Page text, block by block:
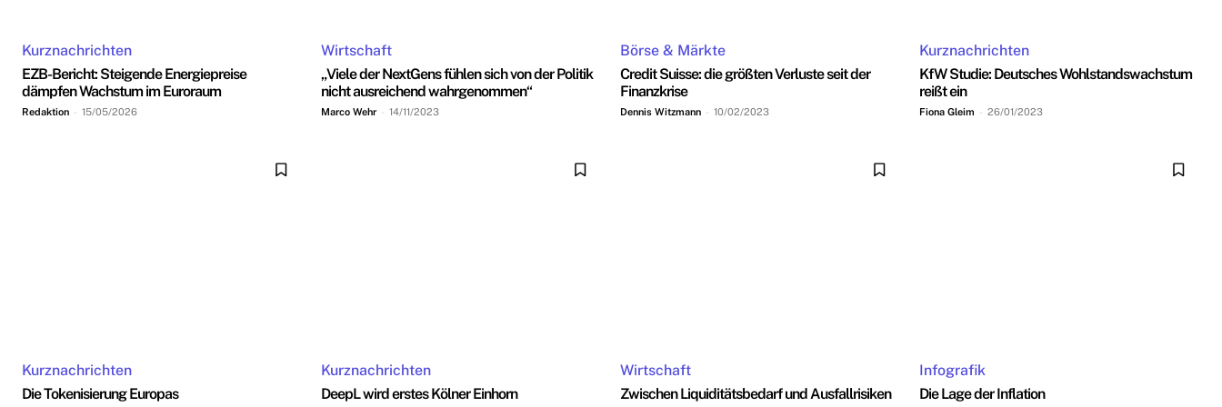
Kurznachrichten
EZB-Bericht: Steigende Energiepreise
dämpfen Wachstum im Euroraum
Redaktion - 15/05/2026
Wirtschaft
„Viele der NextGens fühlen sich von der Politik
nicht ausreichend wahrgenommen“
Marco Wehr - 14/11/2023
Börse & Märkte
Credit Suisse: die größten Verluste seit der
Finanzkrise
Dennis Witzmann - 10/02/2023
Kurznachrichten
KfW Studie: Deutsches Wohlstandswachstum
reißt ein
Fiona Gleim - 26/01/2023
Kurznachrichten
Die Tokenisierung Europas
Kurznachrichten
DeepL wird erstes Kölner Einhorn
Wirtschaft
Zwischen Liquiditätsbedarf und Ausfallrisiken
Infografik
Die Lage der Inflation